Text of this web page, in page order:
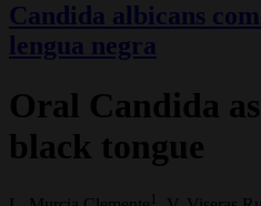
Candida albicans
lengua negra
Oral Candida
black tongue
1